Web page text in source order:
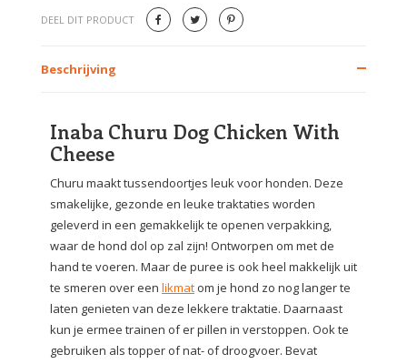
DEEL DIT PRODUCT
Beschrijving
Inaba Churu Dog Chicken With
Cheese
Churu maakt tussendoortjes leuk voor honden. Deze
smakelijke, gezonde en leuke traktaties worden
geleverd in een gemakkelijk te openen verpakking,
waar de hond dol op zal zijn! Ontworpen om met de
hand te voeren. Maar de puree is ook heel makkelijk uit
te smeren over een likmat om je hond zo nog langer te
laten genieten van deze lekkere traktatie. Daarnaast
kun je ermee trainen of er pillen in verstoppen. Ook te
gebruiken als topper of nat- of droogvoer. Bevat